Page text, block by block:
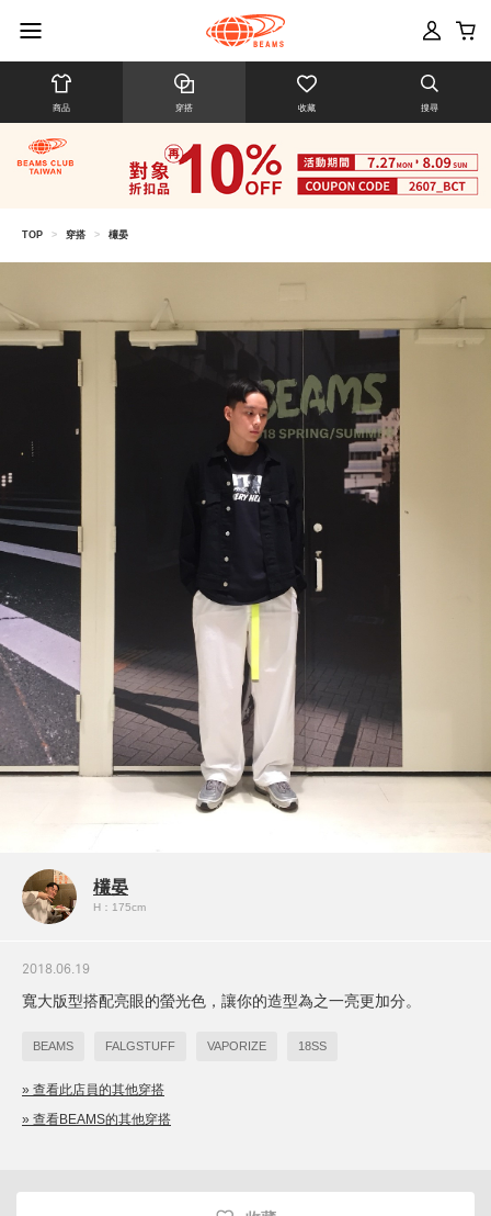
商品 穿搭 收藏 搜尋
TOP > 穿搭 > 欉晏
欉晏
H：175cm
2018.06.19
寬大版型搭配亮眼的螢光色，讓你的造型為之一亮更加分。
BEAMS FALGSTUFF VAPORIZE 18SS
» 查看此店員的其他穿搭
» 查看BEAMS的其他穿搭